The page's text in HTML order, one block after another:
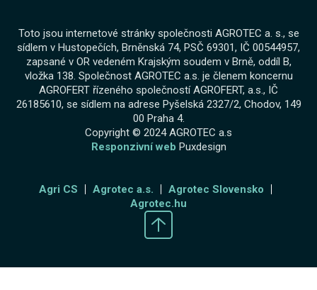
Toto jsou internetové stránky společnosti AGROTEC a. s., se
sídlem v Hustopečích, Brněnská 74, PSČ 69301, IČ 00544957,
zapsané v OR vedeném Krajským soudem v Brně, oddíl B,
vložka 138. Společnost AGROTEC a.s. je členem koncernu
AGROFERT řízeného společností AGROFERT, a.s., IČ
26185610, se sídlem na adrese Pyšelská 2327/2, Chodov, 149
00 Praha 4.
Copyright © 2024 AGROTEC a.s
Responzivní web Puxdesign
Agri CS Agrotec a.s.
Agrotec Slovensko
Agrotec.hu